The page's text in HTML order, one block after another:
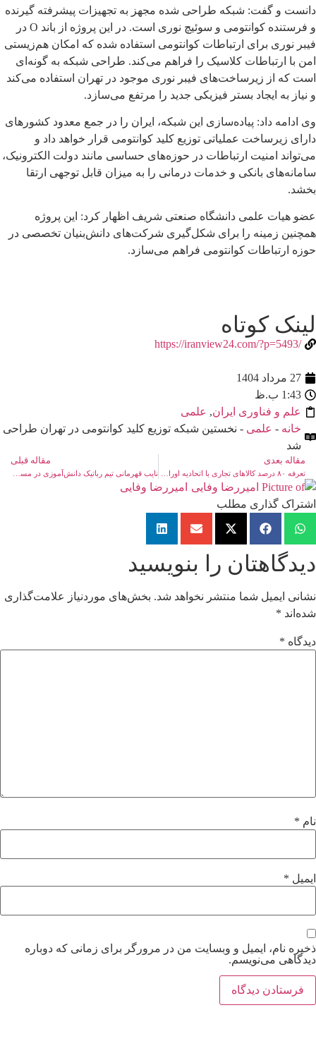
دانست و گفت: شبکه طراحی شده مجهز به تجهیزات پیشرفته گیرنده
و فرستنده کوانتومی و سوئیچ نوری است. در این پروژه از باند O در
فیبر نوری برای ارتباطات کوانتومی استفاده شده که امکان هم‌زیستی
امن با ارتباطات کلاسیک را فراهم می‌کند. طراحی شبکه به گونه‌ای
است که از زیرساخت‌های فیبر نوری موجود در تهران استفاده می‌کند
و نیاز به ایجاد بستر فیزیکی جدید را مرتفع می‌سازد.
وی ادامه داد: پیاده‌سازی این شبکه، ایران را در جمع معدود کشورهای
دارای زیرساخت عملیاتی توزیع کلید کوانتومی قرار خواهد داد و
می‌تواند امنیت ارتباطات در حوزه‌های حساسی مانند دولت الکترونیک،
سامانه‌های بانکی و خدمات درمانی را به میزان قابل توجهی ارتقا
بخشد.
عضو هیات علمی دانشگاه صنعتی شریف اظهار کرد: این پروژه
همچنین زمینه را برای شکل‌گیری شرکت‌های دانش‌بنیان تخصصی در
حوزه ارتباطات کوانتومی فراهم می‌سازد.
لینک کوتاه
/https://iranview24.com/?p=5493
27 مرداد 1404
1:43 ب.ظ
علم و فناوری ایران, علمی
خانه - علمی - نخستین شبکه توزیع کلید کوانتومی در تهران طراحی
شد
مقاله بعدی مقاله قبلی
امیررضا وفایی
اشتراک گذاری مطلب
دیدگاهتان را بنویسید
نشانی ایمیل شما منتشر نخواهد شد. بخش‌های موردنیاز علامت‌گذاری
شده‌اند *
دیدگاه *
نام *
ایمیل *
ذخیره نام، ایمیل و وبسایت من در مرورگر برای زمانی که دوباره
دیدگاهی می‌نویسم.